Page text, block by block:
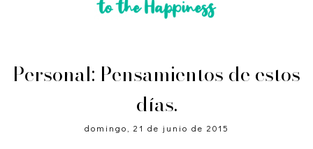
Personal: Pensamientos de estos
días.
domingo, 21 de junio de 2015